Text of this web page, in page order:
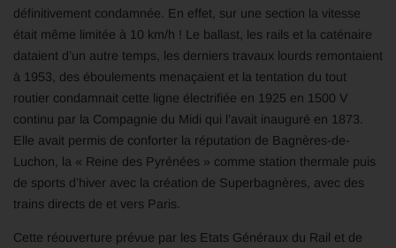
définitivement condamnée. En effet, sur une section la vitesse
était même limitée à 10 km/h ! Le ballast, les rails et la caténaire
dataient d’un autre temps, les derniers travaux lourds remontaient
à 1953, des éboulements menaçaient et la tentation du tout
routier condamnait cette ligne électrifiée en 1925 en 1500 V
continu par la Compagnie du Midi qui l’avait inauguré en 1873.
Elle avait permis de conforter la réputation de Bagnères-de-
Luchon, la « Reine des Pyrénées » comme station thermale puis
de sports d’hiver avec la création de Superbagnères, avec des
trains directs de et vers Paris.
Cette réouverture prévue par les Etats Généraux du Rail et de